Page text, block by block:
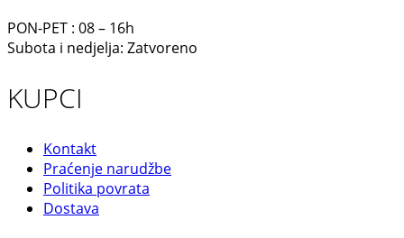
PON-PET : 08 – 16h
Subota i nedjelja: Zatvoreno
KUPCI
Kontakt
Praćenje narudžbe
Politika povrata
Dostava